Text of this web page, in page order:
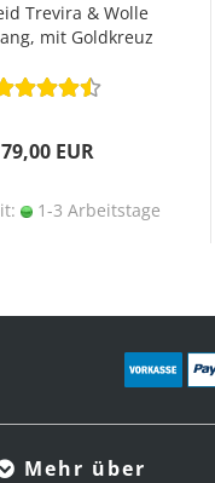
Trevira & Wolle
mit Goldkreuz
79,00 EUR
1-3 Arbeitstage
Mehr über